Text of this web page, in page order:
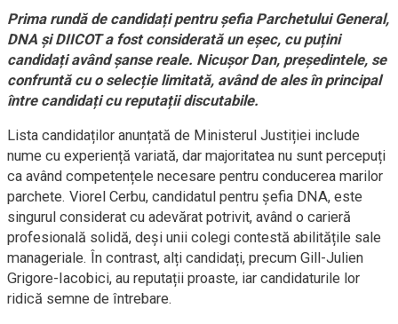
Prima rundă de candidați pentru șefia Parchetului General,
DNA și DIICOT a fost considerată un eșec, cu puțini
candidați având șanse reale. Nicușor Dan, președintele, se
confruntă cu o selecție limitată, având de ales în principal
între candidați cu reputații discutabile.
Lista candidaților anunțată de Ministerul Justiției include
nume cu experiență variată, dar majoritatea nu sunt percepuți
ca având competențele necesare pentru conducerea marilor
parchete. Viorel Cerbu, candidatul pentru șefia DNA, este
singurul considerat cu adevărat potrivit, având o carieră
profesională solidă, deși unii colegi contestă abilitățile sale
manageriale. În contrast, alți candidați, precum Gill-Julien
Grigore-Iacobici, au reputații proaste, iar candidaturile lor
ridică semne de întrebare.